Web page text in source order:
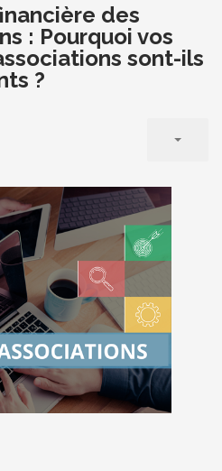
des
: Pourquoi vos
sont-ils
?